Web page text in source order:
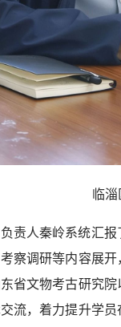
临
责人秦岭系统汇
察调研等内容展
省文物考古研究
流，着力提升学